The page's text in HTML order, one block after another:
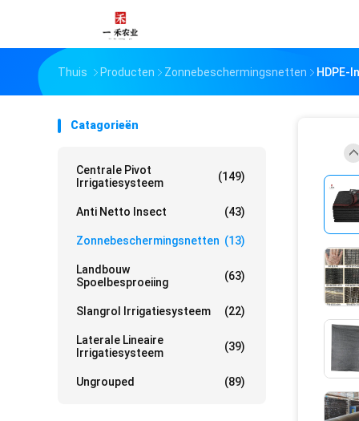
Thuis Producten Zonnebeschermingsnetten HDPE-
Catagorieën
Centrale Pivot
Irrigatiesysteem
(149)
Anti Netto Insect (43)
Zonnebeschermingsnetten (13)
Landbouw
Spoelbesproeiing
(63)
Slangrol Irrigatiesysteem (22)
Laterale Lineaire
Irrigatiesysteem
(39)
Ungrouped (89)